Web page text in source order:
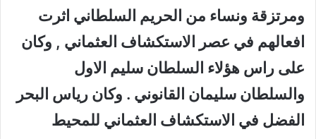
ومرتزقة ونساء من الحريم السلطاني اثرت
افعالهم في عصر الاستكشاف العثماني , وكان
على راس هؤلاء السلطان سليم الاول
والسلطان سليمان القانوني . وكان رياس البحر
الفضل في الاستكشاف العثماني للمحيط